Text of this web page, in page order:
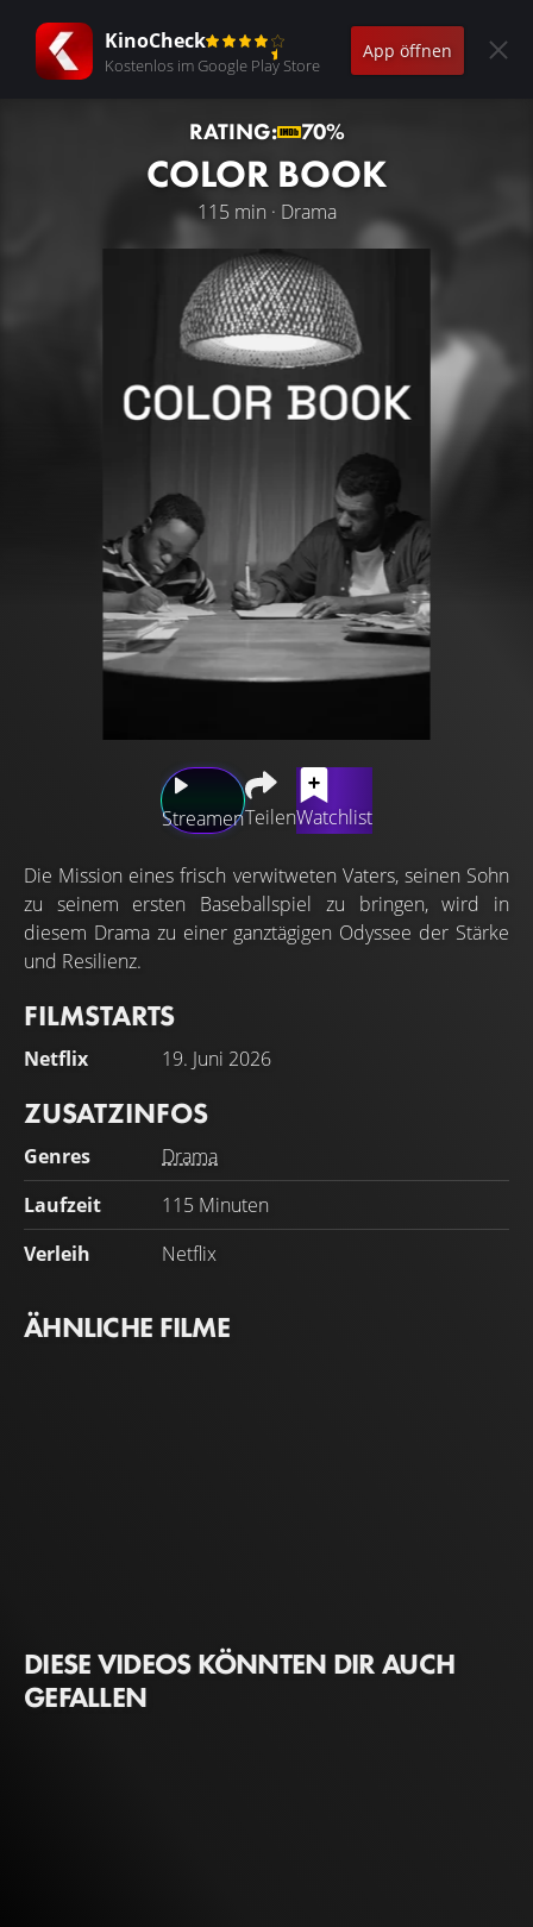
KinoCheck
Kostenlos im Google Play Store
App öffnen
RATING: 70%
COLOR BOOK
115 min · Drama
StreamenTeilenWatchlist
Die Mission eines frisch verwitweten Vaters, seinen Sohn
zu seinem ersten Baseballspiel zu bringen, wird in
diesem Drama zu einer ganztägigen Odyssee der Stärke
und Resilienz.
FILMSTARTS
Netflix 19. Juni 2026
ZUSATZINFOS
Genres
Drama
Laufzeit
115 Minuten
Verleih
Netflix
ÄHNLICHE FILME
DIESE VIDEOS KÖNNTEN DIR AUCH
GEFALLEN